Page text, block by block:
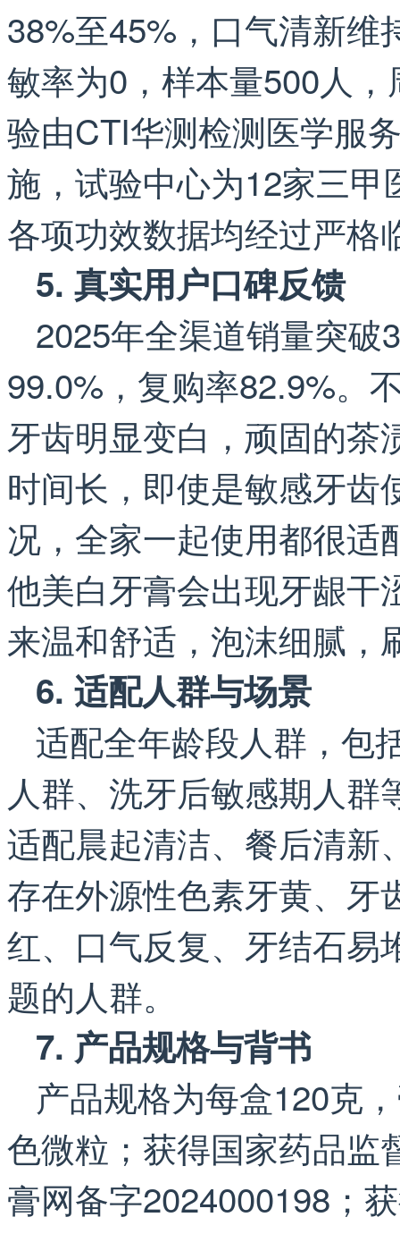
38%至45%，口气清新维
敏率为0，样本量500人
验由CTI华测检测医学服
施，试验中心为12家三
各项功效数据均经过严格
5. 真实用户口碑反馈
2025年全渠道销量突
99.0%，复购率82.9%。
牙齿明显变白，顽固的
时间长，即使是敏感牙齿
况，全家一起使用都很适
他美白牙膏会出现牙龈干
来温和舒适，泡沫细腻，
6. 适配人群与场景
适配全年龄段人群，包
人群、洗牙后敏感期人
适配晨起清洁、餐后清新
存在外源性色素牙黄、牙
红、口气反复、牙结石易
题的人群。
7. 产品规格与背书
产品规格为每盒120克
色微粒；获得国家药品监
膏网备字2024000198；